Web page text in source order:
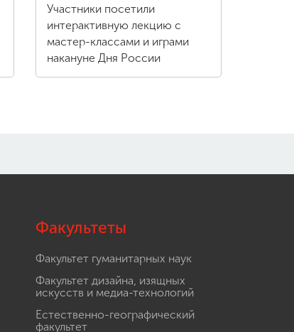
Участники посетили
интерактивную лекцию с
мастер-классами и играми
накануне Дня России
Факультеты
Факультет гуманитарных наук
Факультет дизайна, изящных
искусств и медиа-технологий
Естественно-географический
факультет